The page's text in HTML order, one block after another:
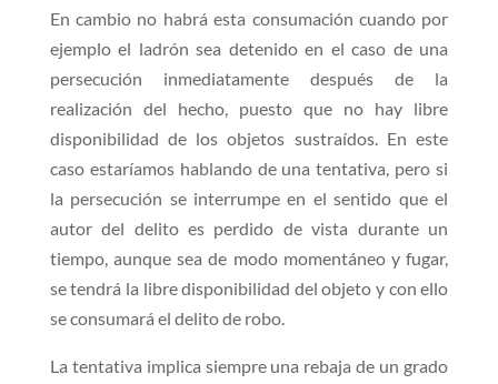
En cambio no habrá esta consumación cuando por
ejemplo el ladrón sea detenido en el caso de una
persecución inmediatamente después de la
realización del hecho, puesto que no hay libre
disponibilidad de los objetos sustraídos. En este
caso estaríamos hablando de una tentativa, pero si
la persecución se interrumpe en el sentido que el
autor del delito es perdido de vista durante un
tiempo, aunque sea de modo momentáneo y fugar,
se tendrá la libre disponibilidad del objeto y con ello
se consumará el delito de robo.
La tentativa implica siempre una rebaja de un grado